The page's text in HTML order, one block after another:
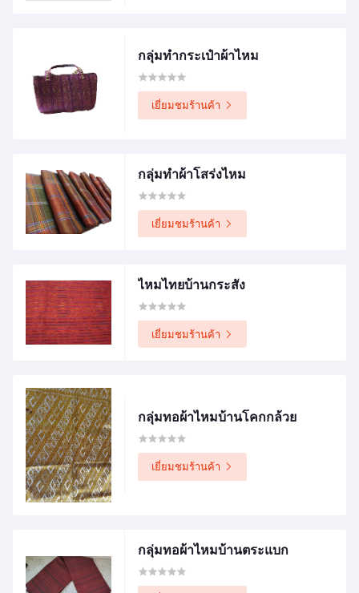
กลุ่มทำกระเป๋าผ้าไหม
เยี่ยมชมร้านค้า
กลุ่มทำผ้าโสร่งไหม
เยี่ยมชมร้านค้า
ไหมไทยบ้านกระสัง
เยี่ยมชมร้านค้า
กลุ่มทอผ้าไหมบ้านโคกกล้วย
เยี่ยมชมร้านค้า
กลุ่มทอผ้าไหมบ้านตระแบก